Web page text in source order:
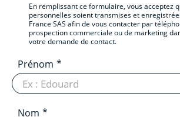
En remplissant ce formulaire, vous acceptez
personnelles soient transmises et
France SAS afin de vous contacter par
prospection commerciale ou de marketing
votre demande de contact.
Prénom
Nom